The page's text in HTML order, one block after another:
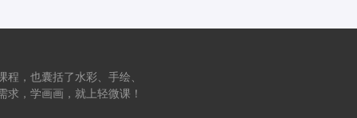
，也囊括了水彩、手绘、
，学画画，就上轻微课！